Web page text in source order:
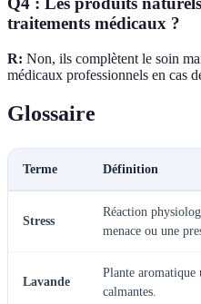
traitements médicaux ?
R: Non, ils complètent le soin
médicaux professionnels en cas
Glossaire
Terme Définition
Stress
Réaction
menace ou une
Lavande
Plante aromatique
calmantes.